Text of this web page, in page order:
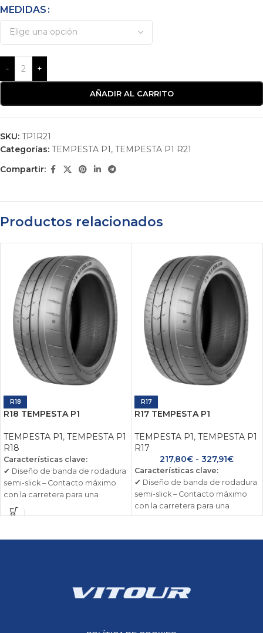
MEDIDAS
- +
AÑADIR AL CARRITO
SKU: TP1R21
Categorías: TEMPESTA P1, TEMPESTA P1 R21
Compartir:
Productos relacionados
R18
R18 TEMPESTA P1
TEMPESTA P1, TEMPESTA P1
R18
Características clave:
✔ Diseño de banda de rodadura
semi-slick – Contacto máximo
con la carretera para una
tracción mejorada.
✔ Compuesto de alto agarre –
mejor rendimiento de frenado.
✔ Resistencia al calor
optimizada – Rendimiento
R17
R17 TEMPESTA P1
TEMPESTA P1, TEMPESTA P1
R17
217,80€ - 327,91€
Características clave:
✔ Diseño de banda de rodadura
semi-slick – Contacto máximo
con la carretera para una
tracción mejorada.
Mayor estabilidad en curvas y
dirección.
✔ Resistencia al calor